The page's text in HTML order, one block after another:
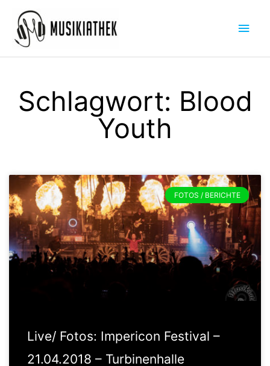
Inhalt
springen
Schlagwort: Blood
Youth
FOTOS / BERICHTE
Live/ Fotos: Impericon Festival –
21.04.2018 – Turbinenhalle